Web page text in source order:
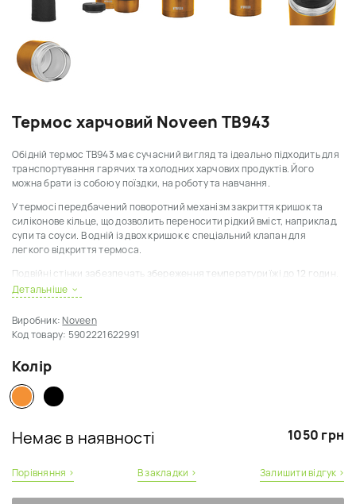
Термос харчовий Noveen TB943
Обідній термос TB943 має сучасний вигляд та ідеально підходить для
транспортування гарячих та холодних харчових продуктів. Його
можна брати із собою у поїздки, на роботу та навчання.
У термосі передбачений поворотний механізм закриття кришок та
силіконове кільце, що дозволить переносити рідкий вміст, наприклад,
супи та соуси. В одній із двох кришок є спеціальний клапан для
легкого відкриття термоса.
Подвійні стінки забезпечать збереження температури їжі до 12 годин.
Термос виготовлений з нержавіючої сталі INOX та пластику, який не
У комплект входить сумка з ручкою для зручного перенесення.
Об'єм термосу 600 мл.
Детальніше
Виробник:Noveen
Код товару: 5902221622991
Колір
Немає в наявності 1050 грн
Порівняння › В закладки › Залишити відгук ›